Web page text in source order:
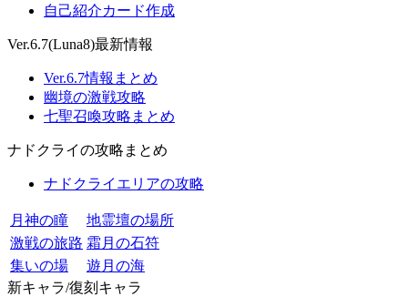
自己紹介カード作成
Ver.6.7(Luna8)最新情報
Ver.6.7情報まとめ
幽境の激戦攻略
七聖召喚攻略まとめ
ナドクライの攻略まとめ
ナドクライエリアの攻略
月神の瞳
地霊壇の場所
激戦の旅路 霜月の石符
集いの場
遊月の海
新キャラ/復刻キャラ